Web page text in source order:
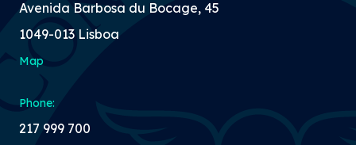
Avenida Barbosa du Bocage, 45
1049-013 Lisboa
Map
Phone:
217 999 700